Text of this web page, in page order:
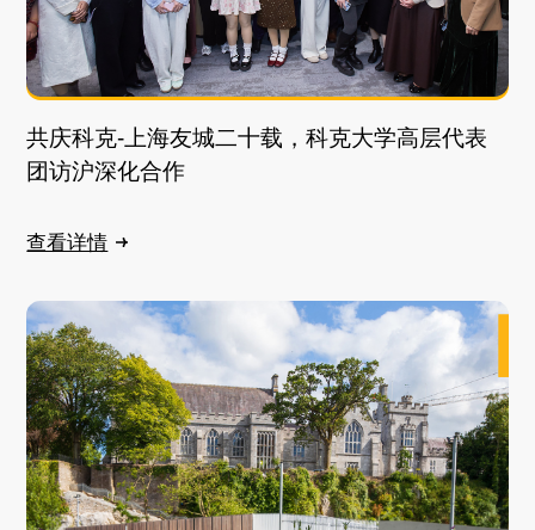
共庆科克-上海友城二十载，科克大学高层代表
团访沪深化合作
查看详情